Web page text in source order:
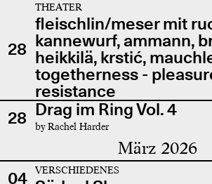
28
THEATER
fleischlin/meser mit
kannewurf, ammann,
heikkilä, krstić,
togetherness -
resistance
28 Drag im Ring Vol. 4
by Rachel Harder
März 2026
04 VERSCHIEDENES